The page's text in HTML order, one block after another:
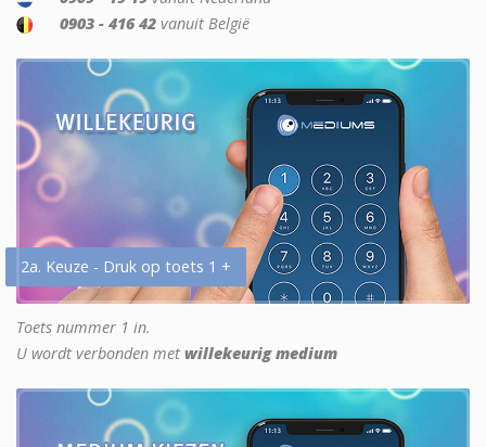
0903 - 416 42 vanuit België
2a. Keuze - Druk op toets 1 +
Toets nummer 1 in.
U wordt verbonden met willekeurig medium